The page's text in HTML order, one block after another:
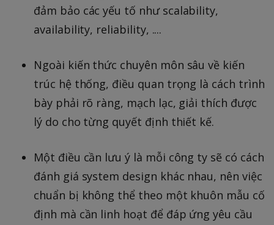
đảm bảo các yếu tố như scalability,
availability, reliability, ....
Ngoài kiến thức chuyên môn sâu về kiến
trúc hệ thống, điều quan trọng là cách trình
bày phải rõ ràng, mạch lạc, giải thích được
lý do cho từng quyết định thiết kế.
Một điều cần lưu ý là mỗi công ty sẽ có cách
đánh giá system design khác nhau, nên việc
chuẩn bị không thể theo một khuôn mẫu cố
định mà cần linh hoạt để đáp ứng yêu cầu